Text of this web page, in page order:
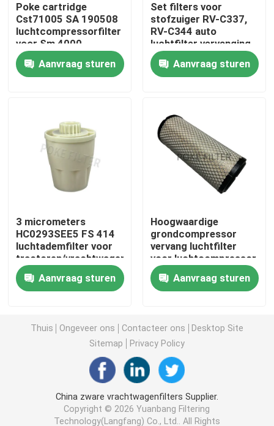
Een offerte aanvragen
Hydraulische filterelement
Het Element van de brandstoffilter
Het element van de luchtfilter
De Patroon van de vacuümpompfilter
Het Element van de roestvrij staalfilter
Diesel Filterpatroon
De Filterpatroon van de luchtcompressor
De Filter van het samensmelterelement
Poke cartridge
Cst71005 SA 190508
luchtcompressorfilter
voor Sm 4000
Aanvraag sturen
Set filters voor
stofzuiger RV-C337,
RV-C344 auto
luchtfilter vervanging
Aanvraag sturen
3 micrometers
HC0293SEE5 FS 414
luchtademfilter voor
tractoren/vrachtwagens
Aanvraag sturen
Hoogwaardige
grondcompressor
vervang luchtfilter
voor luchtcompressor
48958201 49101645
Aanvraag sturen
Thuis Ongeveer ons Contacteer ons
Desktop Site
Sitemap
Privacy Policy
China zware vrachtwagenfilters Supplier.
Copyright © 2026 Yuanbang Filtering
Technology(Langfang) Co., Ltd.. All Rights